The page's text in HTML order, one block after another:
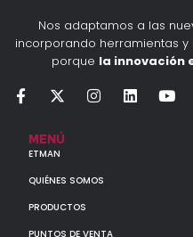
Nos adaptamos a las
incorporando herramientas
porque la innovación
MENÚ
ETMAN
QUIÉNES SOMOS
PRODUCTOS
PUNTOS DE VENTA